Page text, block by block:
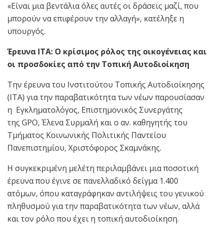
«Είναι μια βεντάλια όλες αυτές οι δράσεις μαζί, που
μπορούν να επιφέρουν την αλλαγή», κατέληξε η
υπουργός.
Έρευνα ΙΤΑ: Ο κρίσιμος ρόλος της οικογένειας και
οι προσδοκίες από την Τοπική Αυτοδιοίκηση
Την έρευνα του Ινστιτούτου Τοπικής Αυτοδιοίκησης
(ΙΤΑ) για την παραβατικότητα των νέων παρουσίασαν
η Εγκληματολόγος, Επιστημονικός Συνεργάτης
της GPO, Έλενα Συρμαλή και ο αν. καθηγητής του
Τμήματος Κοινωνικής Πολιτικής Παντείου
Πανεπιστημίου, Χριστόφορος Σκαμνάκης.
Η συγκεκριμένη μελέτη περιλαμβάνει μια ποσοτική
έρευνα που έγινε σε πανελλαδικό δείγμα 1.400
ατόμων, όπου καταγράφηκαν αντιλήψεις του γενικού
πληθυσμού για την παραβατικότητα των νέων, αλλά
και τον ρόλο που έχει η τοπική αυτοδιοίκηση.